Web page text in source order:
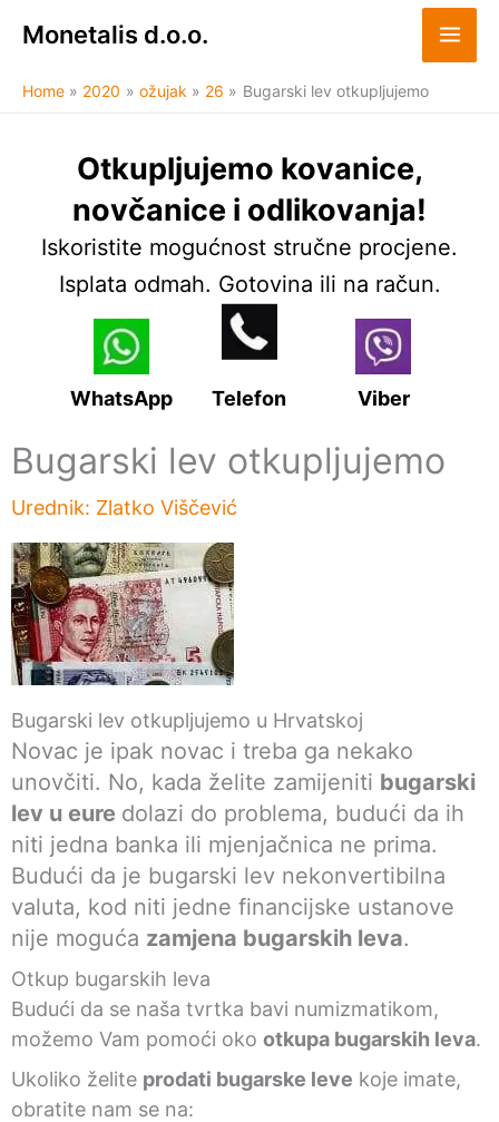
Monetalis d.o.o.
Home 2020 ožujak 26 Bugarski lev otkupljujemo
Otkupljujemo kovanice,
novčanice i odlikovanja!
Iskoristite mogućnost stručne procjene.
Isplata odmah. Gotovina ili na račun.
WhatsApp Viber
Telefon
Bugarski lev otkupljujemo
Urednik: Zlatko Viščević
Bugarski lev otkupljujemo u Hrvatskoj
Novac je ipak novac i treba ga nekako
unovčiti. No, kada želite zamijeniti bugarski
lev u eure dolazi do problema, budući da ih
niti jedna banka ili mjenjačnica ne prima.
Budući da je bugarski lev nekonvertibilna
valuta, kod niti jedne financijske ustanove
nije moguća zamjena bugarskih leva.
Otkup bugarskih leva
Budući da se naša tvrtka bavi numizmatikom,
možemo Vam pomoći oko otkupa bugarskih leva.
Ukoliko želite prodati bugarske leve koje imate,
obratite nam se na: